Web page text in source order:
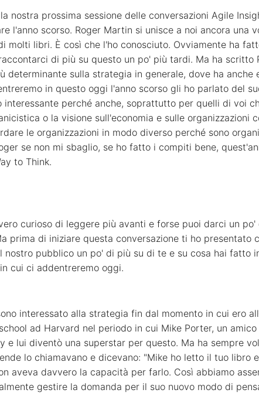
nostra prossima sessione delle conversazioni Agile
l'anno scorso. Roger Martin si unisce a noi ancora una
molti libri. È così che l'ho conosciuto. Ovviamente ha
di più su questo un po' più tardi. Ma ha scritto
determinante sulla strategia in generale, dove ha anche
in questo oggi l'anno scorso gli ho parlato del
interessante perché anche, soprattutto per quelli di voi
o la visione sull'economia e sulle organizzazioni
le organizzazioni in modo diverso perché sono
se non mi sbaglio, se ho fatto i compiti bene,
to Think.
curioso di leggere più avanti e forse puoi darci un
prima di iniziare questa conversazione ti ho presentato
pubblico un po' di più su di te e su cosa hai fatto
cui ci addentreremo oggi.
interessato alla strategia fin dal momento in cui ero
ad Harvard nel periodo in cui Mike Porter, un
e lui diventò una superstar per questo. Ma ha sempre
lo chiamavano e dicevano: "Mike ho letto il tuo libro
aveva davvero la capacità per farlo. Così abbiamo
gestire la domanda per il suo nuovo modo di